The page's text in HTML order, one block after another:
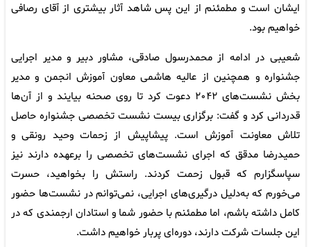
ایشان است و مطمئنم از این پس شاهد آثار بیشتری از آقای رصافی
خواهیم بود.
شعیبی در ادامه از محمدرسول صادقی، مشاور دبیر و مدیر اجرایی
جشنواره و همچنین از عالیه هاشمی معاون آموزش انجمن و مدیر
بخش نشست‌های ۲۰۴۲ دعوت کرد تا روی صحنه بیایند و از آن‌ها
قدردانی کرد و گفت: برگزاری بیست نشست تخصصی جشنواره حاصل
تلاش معاونت آموزش است. پیشاپیش از زحمات وحید رونقی و
حمیدرضا مدقق که اجرای نشست‌های تخصصی را برعهده دارند نیز
سپاسگزارم که قبول زحمت کردند. راستش را بخواهید، حسرت
می‌خورم که به‌دلیل درگیری‌های اجرایی، نمی‌توانم در نشست‌ها حضور
کامل داشته باشم، اما مطمئنم با حضور شما و استادان ارجمندی که در
این جلسات شرکت دارند، دوره‌ای پربار خواهیم داشت.